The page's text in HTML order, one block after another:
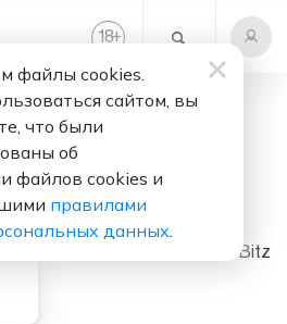
18+
Слушать бесплатно
Sunrise
Nayio Bitz
файлы cookies.
сайтом, вы
что были
об
файлов cookies и
правилами
данных.